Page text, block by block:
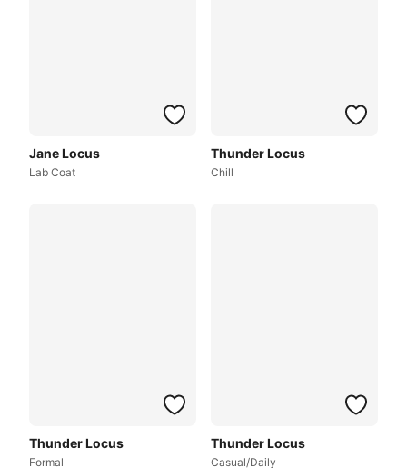
Jane Locus
Lab Coat
Thunder Locus
Chill
Thunder Locus
Formal
Thunder Locus
Casual/Daily